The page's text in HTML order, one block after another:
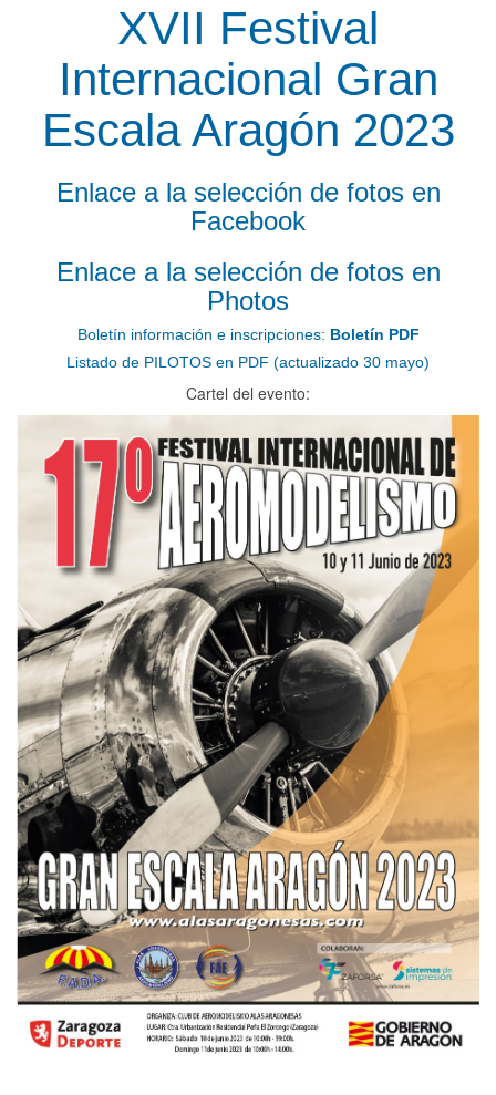
XVII Festival
Internacional Gran
Escala Aragón 2023
Enlace a la selección de fotos en
Facebook
Enlace a la selección de fotos en
Photos
Boletín información e inscripciones: Boletín PDF
Listado de PILOTOS en PDF (actualizado 30 mayo)
Cartel del evento: